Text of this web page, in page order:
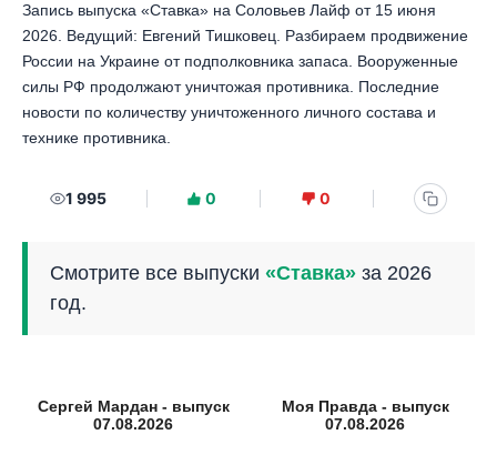
Запись выпуска «Ставка» на Соловьев Лайф от 15 июня
2026. Ведущий: Евгений Тишковец. Разбираем продвижение
России на Украине от подполковника запаса. Вооруженные
силы РФ продолжают уничтожая противника. Последние
новости по количеству уничтоженного личного состава и
технике противника.
1 995 0 0
Смотрите все выпуски «Ставка» за 2026
год.
Сергей Мардан - выпуск
07.08.2026
Моя Правда - выпуск
07.08.2026